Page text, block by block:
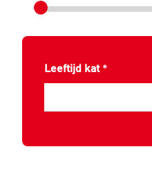
Leeftijd kat*